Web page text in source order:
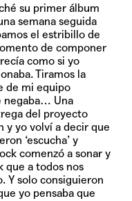
su primer álbum
semana seguida
el estribillo de
de componer
como si yo
Tiramos la
de mi equipo
negaba… Una
del proyecto
y yo volví a decir que
‘escucha’ y
comenzó a sonar y
que a todos nos
Y solo consiguieron
yo pensaba que